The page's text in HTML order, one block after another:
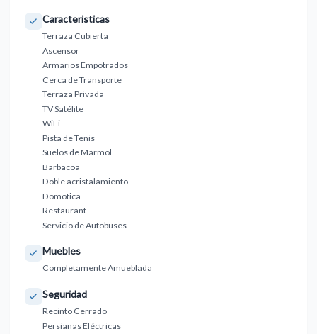
Caracteristicas
Terraza Cubierta
Ascensor
Armarios Empotrados
Cerca de Transporte
Terraza Privada
TV Satélite
WiFi
Pista de Tenis
Suelos de Mármol
Barbacoa
Doble acristalamiento
Domotica
Restaurant
Servicio de Autobuses
Muebles
Completamente Amueblada
Seguridad
Recinto Cerrado
Persianas Eléctricas